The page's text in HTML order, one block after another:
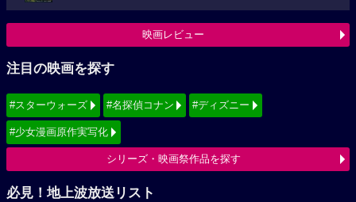
映画レビュー
注目の映画を探す
#スターウォーズ #名探偵コナン #ディズニー
#少女漫画原作実写化
シリーズ・映画祭作品を探す
必見！地上波放送リスト